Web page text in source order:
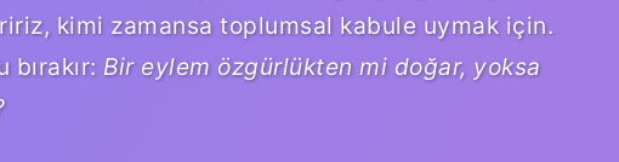
kimi zamansa toplumsal kabule uymak için.
Bir eylem özgürlükten mi doğar, yoksa